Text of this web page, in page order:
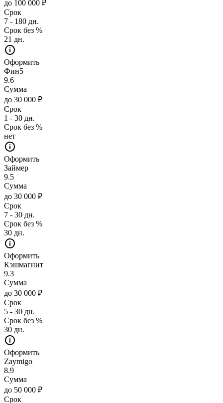
до 100 000 ₽
Срок
7 - 180 дн.
Срок без %
21 дн.
Оформить
Фин5
9.6
Сумма
до 30 000 ₽
Срок
1 - 30 дн.
Срок без %
нет
Оформить
Займер
9.5
Сумма
до 30 000 ₽
Срок
7 - 30 дн.
Срок без %
30 дн.
Оформить
Кэшмагнит
9.3
Сумма
до 30 000 ₽
Срок
5 - 30 дн.
Срок без %
30 дн.
Оформить
Zaymigo
8.9
Сумма
до 50 000 ₽
Срок